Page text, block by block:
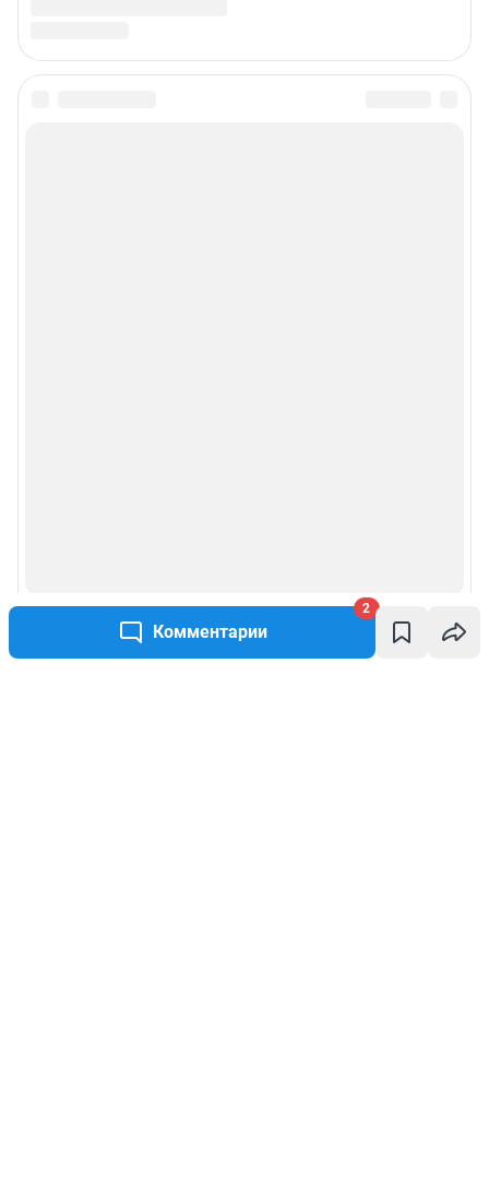
Комментарии
2